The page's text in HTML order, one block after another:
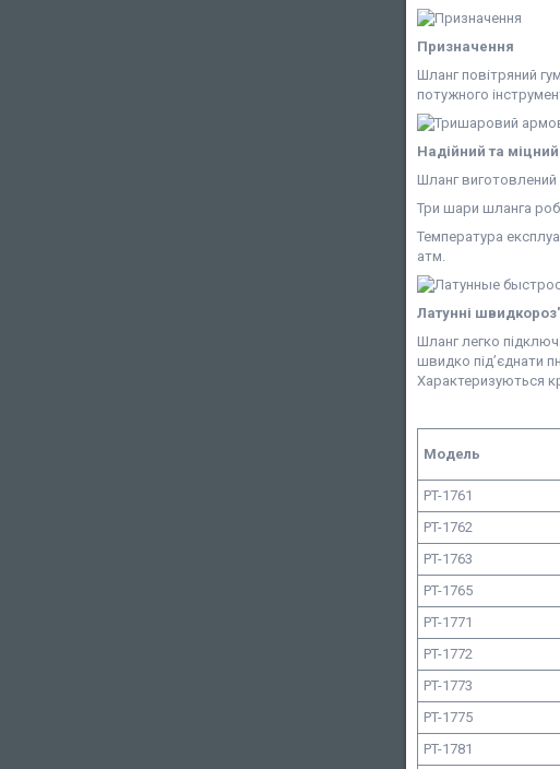
Призначення
Шланг повітряний
потужного
Надійний та міцний
Шланг виготовлений
Три шари шланга
Температура
атм.
Латунні
Шланг легко
швидко під’єднати
Характеризуються
Модель
PT-1761
PT-1762
PT-1763
PT-1765
PT-1771
PT-1772
PT-1773
PT-1775
PT-1781